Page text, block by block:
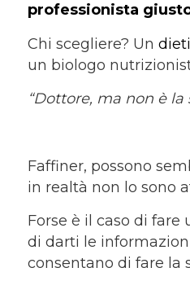
professionista
Chi scegliere? Un
un biologo
“Dottore, ma non è la
Faffiner, possono
in realtà non lo sono
Forse è il caso di fare
di darti le
consentano di fare la